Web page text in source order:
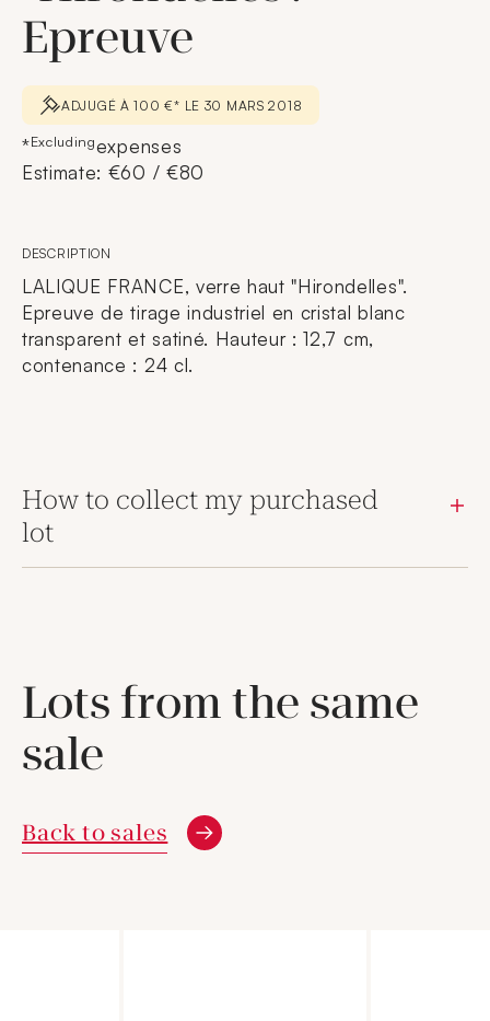
Epreuve
ADJUGÉ À 100 €* LE 30 MARS 2018
*Excludingexpenses
Estimate: €60 / €80
DESCRIPTION
LALIQUE FRANCE, verre haut "Hirondelles".
Epreuve de tirage industriel en cristal blanc
transparent et satiné. Hauteur : 12,7 cm,
contenance : 24 cl.
How to collect my purchased
lot
Lots from the same
sale
Back to sales